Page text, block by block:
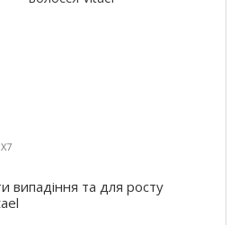
випадіння та для росту